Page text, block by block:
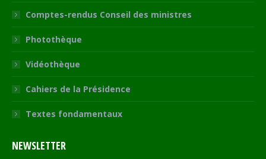
Comptes-rendus Conseil des ministres
Photothèque
Vidéothèque
Cahiers de la Présidence
Textes fondamentaux
NEWSLETTER